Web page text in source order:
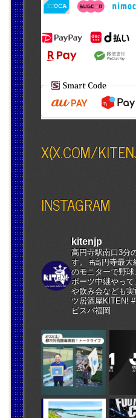
X(X.COM/
INSTAGRAM
kitenjp
高円寺駅南口3分
す。 #高円寺最大
のモニターで野
ポーツ中継やっ
や飲み会なども
ツ居酒屋KITEN!
ビスパ福岡